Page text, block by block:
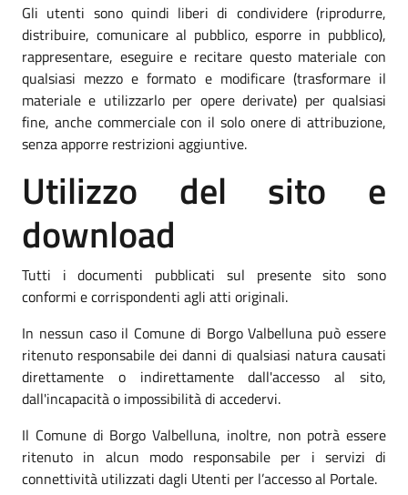
Gli utenti sono quindi liberi di condividere (riprodurre,
distribuire, comunicare al pubblico, esporre in pubblico),
rappresentare, eseguire e recitare questo materiale con
qualsiasi mezzo e formato e modificare (trasformare il
materiale e utilizzarlo per opere derivate) per qualsiasi
fine, anche commerciale con il solo onere di attribuzione,
senza apporre restrizioni aggiuntive.
Utilizzo del sito e
download
Tutti i documenti pubblicati sul presente sito sono
conformi e corrispondenti agli atti originali.
In nessun caso il Comune di Borgo Valbelluna può essere
ritenuto responsabile dei danni di qualsiasi natura causati
direttamente o indirettamente dall'accesso al sito,
dall'incapacità o impossibilità di accedervi.
Il Comune di Borgo Valbelluna, inoltre, non potrà essere
ritenuto in alcun modo responsabile per i servizi di
connettività utilizzati dagli Utenti per l’accesso al Portale.